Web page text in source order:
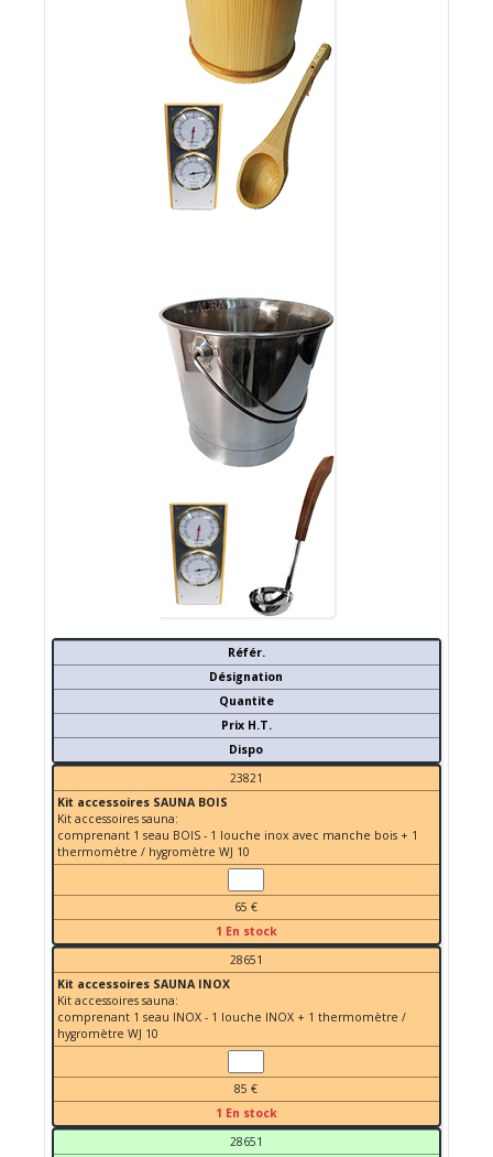
Référ.
Désignation
Quantite
Prix H.T.
Dispo
23821
Kit accessoires SAUNA BOIS
Kit accessoires sauna:
comprenant 1 seau BOIS - 1 louche inox avec manche bois + 1
thermomètre / hygromètre WJ 10
65 €
1 En stock
28651
Kit accessoires SAUNA INOX
Kit accessoires sauna:
comprenant 1 seau INOX - 1 louche INOX + 1 thermomètre /
hygromètre WJ 10
85 €
1 En stock
28651